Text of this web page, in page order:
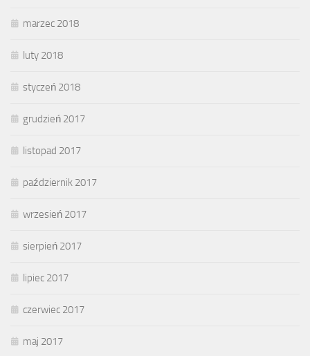
marzec 2018
luty 2018
styczeń 2018
grudzień 2017
listopad 2017
październik 2017
wrzesień 2017
sierpień 2017
lipiec 2017
czerwiec 2017
maj 2017